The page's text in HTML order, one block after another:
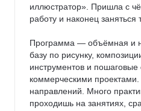
иллюстратор». Пришла с
работу и наконец заняться
Программа — объёмная и
базу по рисунку,
инструментов и
коммерческими
направлений. Много
проходишь на занятиях,